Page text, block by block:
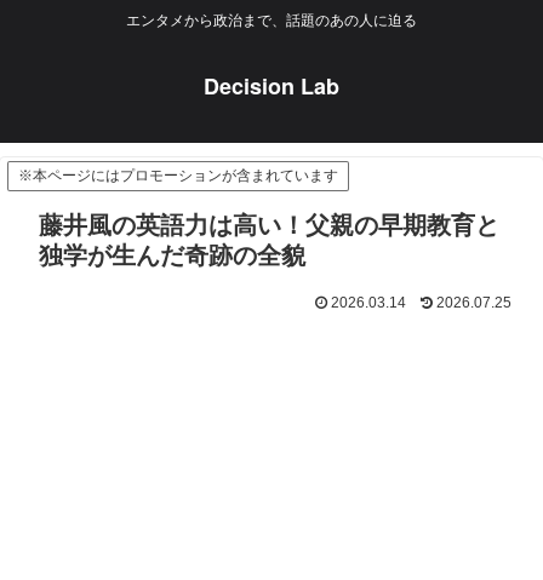
エンタメから政治まで、話題のあの人に迫る
Decision Lab
※本ページにはプロモーションが含まれています
藤井風の英語力は高い！父親の早期教育と
独学が生んだ奇跡の全貌
2026.03.14 2026.07.25